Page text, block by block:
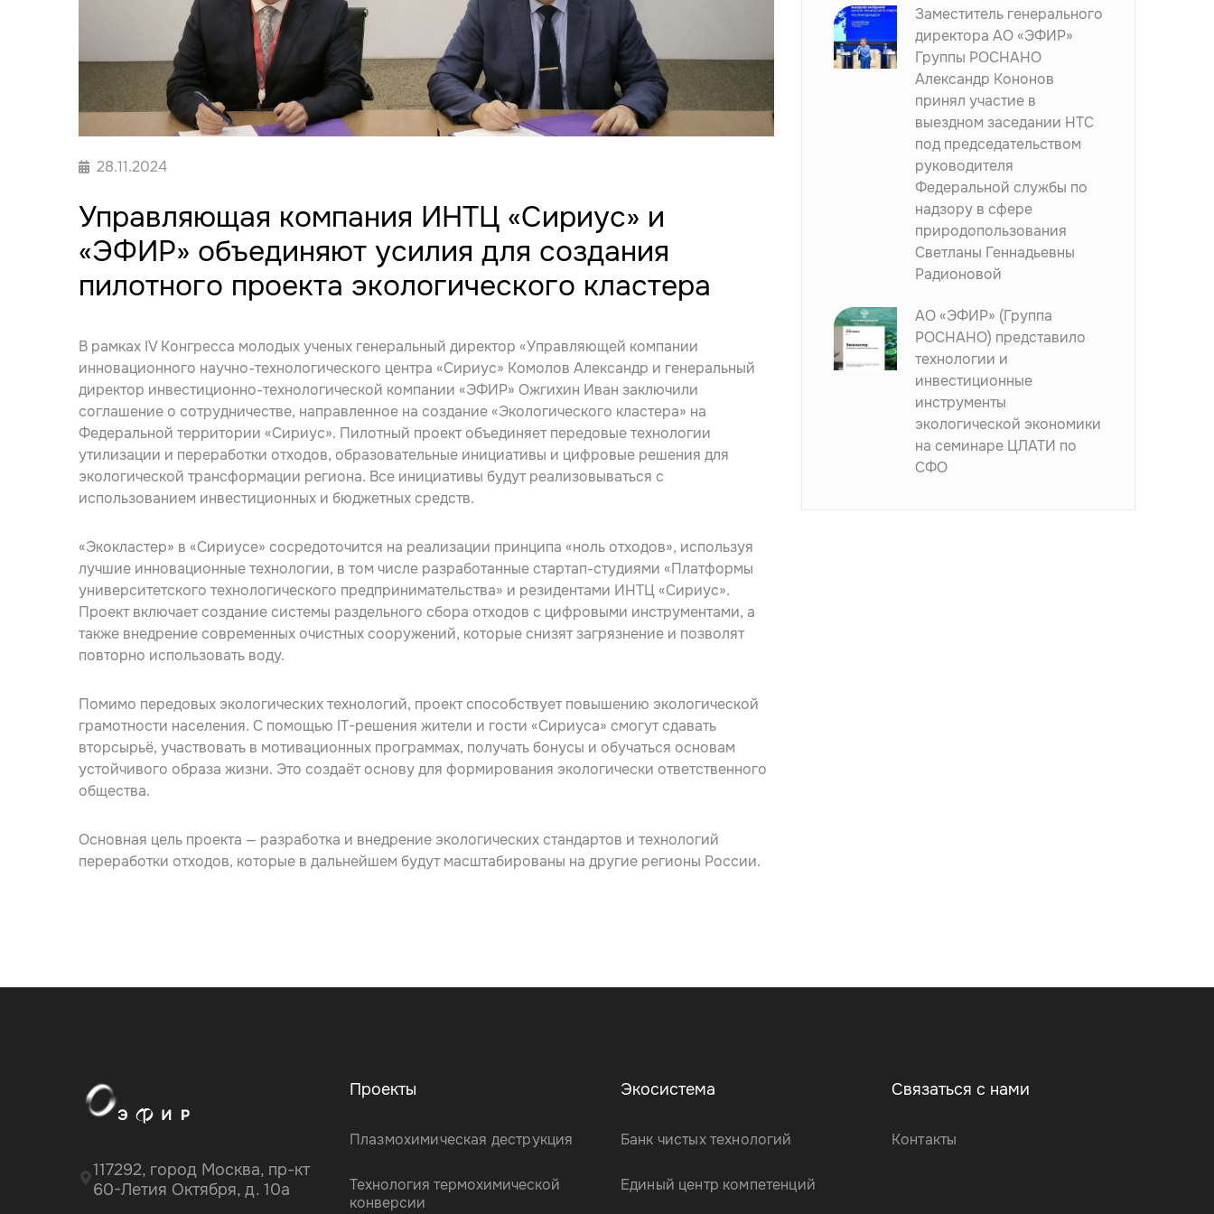
28.11.2024
Управляющая компания ИНТЦ «Сириус» и
«ЭФИР» объединяют усилия для создания
пилотного проекта экологического кластера
В рамках IV Конгресса молодых ученых генеральный директор «Управляющей компании
инновационного научно-технологического центра «Сириус» Комолов Александр и генеральный
директор инвестиционно-технологической компании «ЭФИР» Ожгихин Иван заключили
соглашение о сотрудничестве, направленное на создание «Экологического кластера» на
Федеральной территории «Сириус». Пилотный проект объединяет передовые технологии
утилизации и переработки отходов, образовательные инициативы и цифровые решения для
экологической трансформации региона. Все инициативы будут реализовываться с
использованием инвестиционных и бюджетных средств.
«Экокластер» в «Сириусе» сосредоточится на реализации принципа «ноль отходов», используя
лучшие инновационные технологии, в том числе разработанные стартап-студиями «Платформы
университетского технологического предпринимательства» и резидентами ИНТЦ «Сириус».
Проект включает создание системы раздельного сбора отходов с цифровыми инструментами, а
также внедрение современных очистных сооружений, которые снизят загрязнение и позволят
повторно использовать воду.
Помимо передовых экологических технологий, проект способствует повышению экологической
грамотности населения. С помощью IT-решения жители и гости «Сириуса» смогут сдавать
вторсырьё, участвовать в мотивационных программах, получать бонусы и обучаться основам
устойчивого образа жизни. Это создаёт основу для формирования экологически ответственного
общества.
Основная цель проекта — разработка и внедрение экологических стандартов и технологий
переработки отходов, которые в дальнейшем будут масштабированы на другие регионы России.
Заместитель генерального
директора АО «ЭФИР»
Группы РОСНАНО
Александр Кононов
принял участие в
выездном заседании НТС
под председательством
руководителя
Федеральной службы по
надзору в сфере
природопользования
Светланы Геннадьевны
Радионовой
АО «ЭФИР» (Группа
РОСНАНО) представило
технологии и
инвестиционные
инструменты
экологической экономики
на семинаре ЦЛАТИ по
СФО
117292, город Москва, пр-кт
60-Летия Октября, д. 10а
Проекты
Плазмохимическая деструкция
Технология термохимической
конверсии
Экосистема
Банк чистых технологий
Единый центр компетенций
Связаться с нами
Контакты